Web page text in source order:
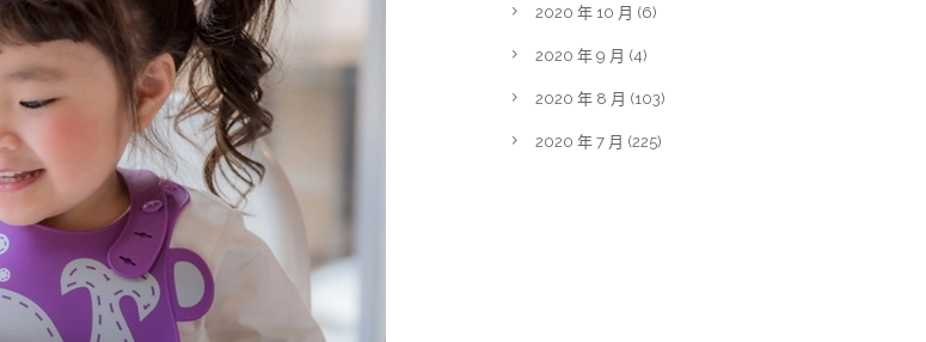
2020 年 10 月 (6)
2020 年 9 月 (4)
2020 年 8 月 (103)
2020 年 7 月 (225)